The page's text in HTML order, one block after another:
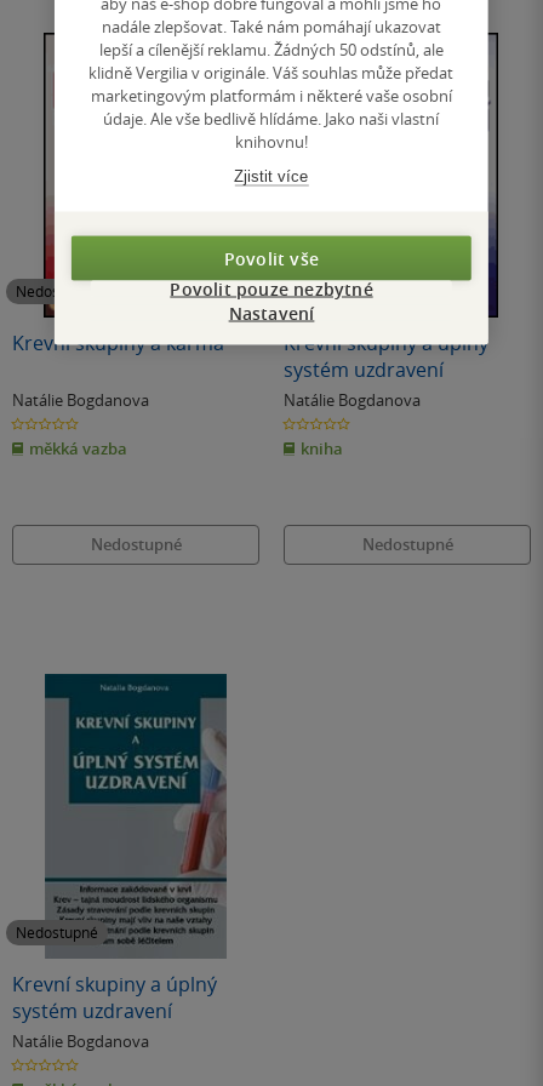
Nedostupné
Krevní skupiny a karma
Natálie Bogdanova
0.0
z
5
hvězdiček
měkká vazba
Nedostupné
Nedostupné
Krevní skupiny a úplný
systém uzdravení
Natálie Bogdanova
0.0
z
5
hvězdiček
kniha
Nedostupné
Nedostupné
Krevní skupiny a úplný
systém uzdravení
Natálie Bogdanova
0.0
z
nadále zlepšovat. Také nám pomáhají ukazovat
lepší a cílenější reklamu. Žádných 50 odstínů, ale
klidně Vergilia v originále. Váš souhlas může předat
marketingovým platformám i některé vaše osobní
údaje. Ale vše bedlivě hlídáme. Jako naši vlastní
knihovnu!
Zjistit více
Povolit vše
Povolit pouze nezbytné
Nastavení